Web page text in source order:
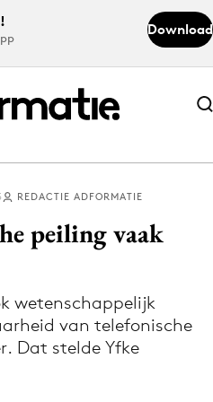
Download
Abonneer nu
Abonneer nu
via de Adformatie
app
REDACTIE ADFORMATIE
peiling vaak
wetenschappelijk
van telefonische
Dat stelde Yfke